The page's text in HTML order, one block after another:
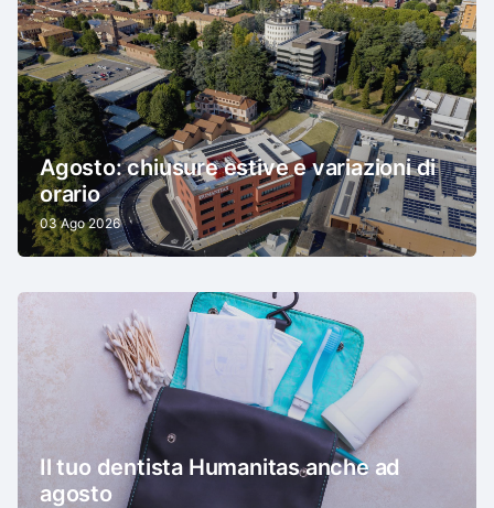
Agosto: chiusure estive e variazioni di
orario
03 Ago 2026
Il tuo dentista Humanitas anche ad
agosto